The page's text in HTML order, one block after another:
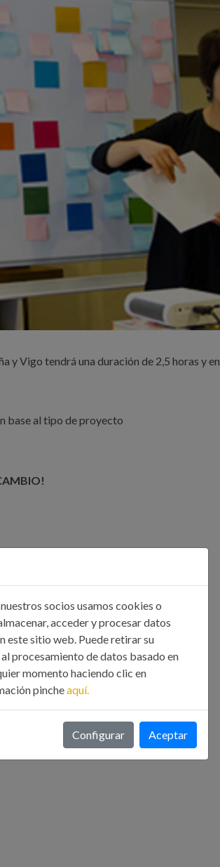
y Vigo tendrá una duración de 2,5 horas y en
base al tipo de proyecto
socios usamos cookies o
acceder y procesar datos
este sitio web. Puede retirar su
procesamiento de datos basado en
momento haciendo clic en
pincheaquí.
Configurar Aceptar